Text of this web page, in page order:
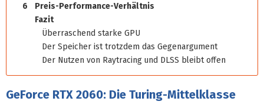
6
Preis-Performance-Verhältnis
Fazit
Überraschend starke GPU
Der Speicher ist trotzdem das Gegenargument
Der Nutzen von Raytracing und DLSS bleibt offen
GeForce RTX 2060: Die Turing-Mittelklasse